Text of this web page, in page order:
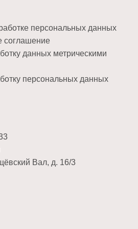
персональных данных
соглашение
данных метрическими
персональных данных
Вал, д. 16/3